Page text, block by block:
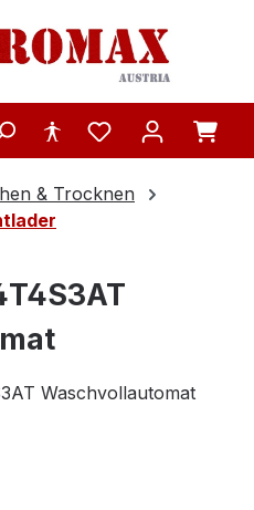
& Trocknen